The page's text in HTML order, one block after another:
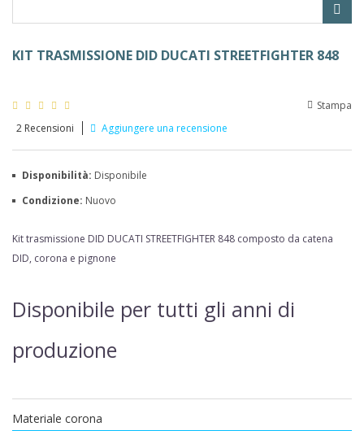
KIT TRASMISSIONE DID DUCATI STREETFIGHTER 848
2 Recensioni Aggiungere una recensione
Stampa
Disponibilità: Disponibile
Condizione: Nuovo
Kit trasmissione DID DUCATI STREETFIGHTER 848 composto da catena
DID, corona e pignone
Disponibile per tutti gli anni di
produzione
Materiale corona